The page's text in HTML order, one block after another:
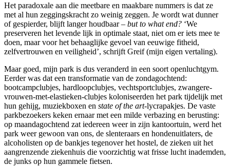
Het paradoxale aan die meetbare en maakbare nummers is dat ze
met al hun zeggingskracht zo weinig zeggen. Je wordt wat dunner
of gespierder, blijft langer houdbaar – but to what end? ‘We
preserveren het levende lijk in optimale staat, niet om er iets mee te
doen, maar voor het behaaglijke gevoel van eeuwige fitheid,
zelfvertrouwen en veiligheid’, schrijft Greif (mijn eigen vertaling).
Maar goed, mijn park is dus veranderd in een soort openluchtgym.
Eerder was dat een transformatie van de zondagochtend:
bootcampclubjes, hardloopclubjes, vechtsportclubjes, zwangere-
vrouwen-met-elastieken-clubjes koloniseerden het park tijdelijk met
hun gehijg, muziekboxen en state of the art-lycrapakjes. De vaste
parkbezoekers keken ernaar met een milde verbazing en berusting:
op maandagochtend zat iedereen weer in zijn kantoortuin, werd het
park weer gewoon van ons, de slenteraars en hondenuitlaters, de
alcoholisten op de bankjes tegenover het hostel, de zieken uit het
aangrenzende ziekenhuis die voorzichtig wat frisse lucht inademden,
de junks op hun gammele fietsen.